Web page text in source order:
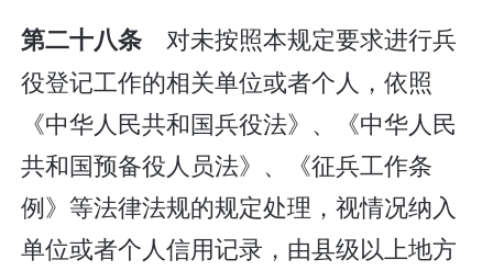
第二十八条对未按照本规定要求进行兵
役登记工作的相关单位或者个人，依照
《中华人民共和国兵役法》、《中华人民
共和国预备役人员法》、《征兵工作条
例》等法律法规的规定处理，视情况纳入
单位或者个人信用记录，由县级以上地方